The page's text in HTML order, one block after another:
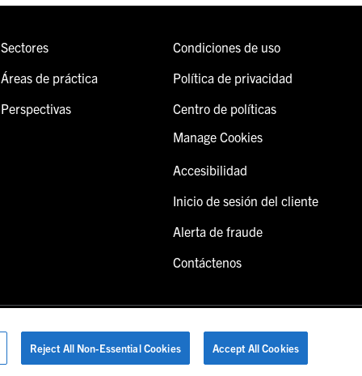
Sectores
Áreas de práctica
Perspectivas
Condiciones de uso
Política de privacidad
Centro de políticas
Manage Cookies
Accesibilidad
Inicio de sesión del cliente
Alerta de fraude
Contáctenos
Reject All Non-Essential Cookies Accept All Cookies